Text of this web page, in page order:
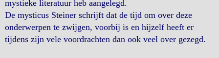
mystieke literatuur heb aangelegd.
De mysticus Steiner schrijft dat de tijd om over deze
onderwerpen te zwijgen, voorbij is en hijzelf heeft er
tijdens zijn vele voordrachten dan ook veel over gezegd.